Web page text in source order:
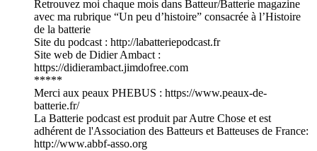
Retrouvez moi chaque mois dans Batteur/Batterie magazine
avec ma rubrique “Un peu d’histoire” consacrée à l’Histoire
de la batterie
Site du podcast : http://labatteriepodcast.fr
Site web de Didier Ambact :
https://didierambact.jimdofree.com
*****
Merci aux peaux PHEBUS : https://www.peaux-de-
batterie.fr/
La Batterie podcast est produit par Autre Chose et est
adhérent de l'Association des Batteurs et Batteuses de France:
http://www.abbf-asso.org